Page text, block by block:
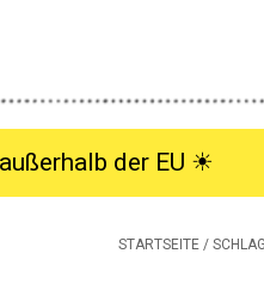
der EU ☀︎
STARTSEITE /